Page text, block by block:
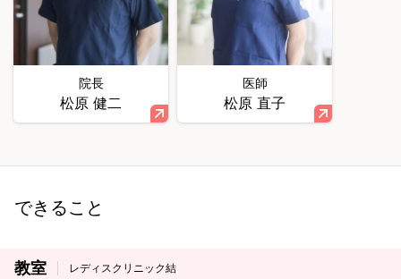
院長
松原 健二
医師
松原 直子
できること
教室 レディスクリニック結